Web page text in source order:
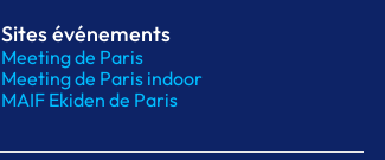
Sites événements
Meeting de Paris
Meeting de Paris indoor
MAIF Ekiden de Paris